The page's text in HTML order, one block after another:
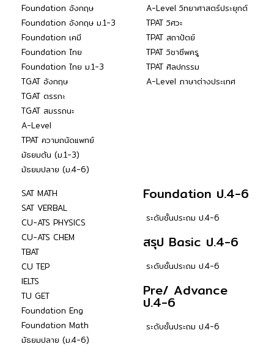
Foundation อังกฤษ
Foundation อังกฤษ ม.1-3
Foundation เคมี
Foundation ไทย
Foundation ไทย ม.1-3
TGAT อังกฤษ
TGAT ตรรกะ
TGAT สมรรถนะ
A-Level
TPAT ความถนัดแพทย์
มัธยมต้น (ม.1-3)
มัธยมปลาย (ม.4-6)
A-Level วิทยาศาสตร์ประยุกต์
TPAT วิศวะ
TPAT สถาปัตย์
TPAT วิชาชีพครู
TPAT ศิลปกรรม
A-Level ภาษาต่างประเทศ
SAT MATH
SAT VERBAL
CU-ATS PHYSICS
CU-ATS CHEM
TBAT
CU TEP
IELTS
TU GET
Foundation Eng
Foundation Math
มัธยมปลาย (ม.4-6)
Foundation ป.4-6
ระดับชั้นประถม ป.4-6
สรุป Basic ป.4-6
ระดับชั้นประถม ป.4-6
Pre/ Advance
ป.4-6
ระดับชั้นประถม ป.4-6